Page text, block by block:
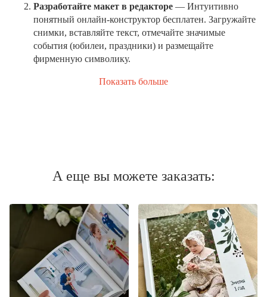
Разработайте макет в редакторе — Интуитивно
понятный онлайн-конструктор бесплатен. Загружайте
снимки, вставляйте текст, отмечайте значимые
события (юбилеи, праздники) и размещайте
фирменную символику.
Показать больше
А еще вы можете заказать: